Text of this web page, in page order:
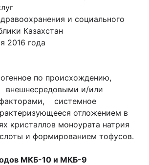
и социального
Казахстан
2016 года
по происхождению,
внешнесредовыми и/или
факторами, системное
отложением в
кристаллов моноурата натрия
и формированием тофусов.
МКБ-10 и МКБ-9